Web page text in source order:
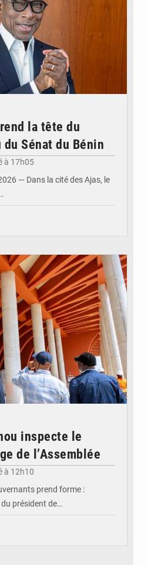
la tête du
Sénat du Bénin
à 17h05
— Dans la cité des Ajas, le
inspecte le
de l’Assemblée
à 12h10
prend forme :
président de…